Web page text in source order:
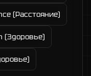
(Расстояние)
(Здоровье)